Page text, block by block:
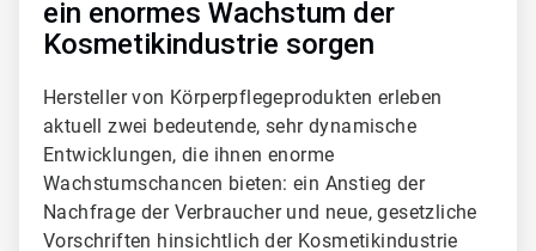
ein enormes Wachstum der
Kosmetikindustrie sorgen
Hersteller von Körperpflegeprodukten erleben
aktuell zwei bedeutende, sehr dynamische
Entwicklungen, die ihnen enorme
Wachstumschancen bieten: ein Anstieg der
Nachfrage der Verbraucher und neue, gesetzliche
Vorschriften hinsichtlich der Kosmetikindustrie